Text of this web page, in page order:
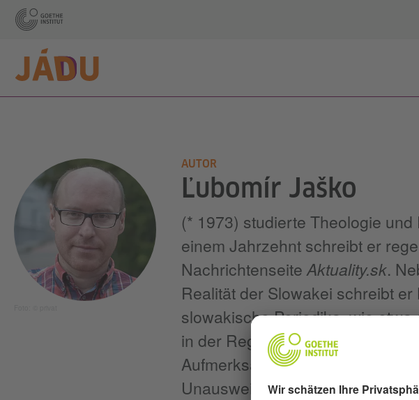
AUTOR
Ľubomír Jaško
(* 1973) studierte Theologie
einem Jahrzehnt schreibt er
NachrichtenseiteAktuality.sk.
Realität der Slowakei schreibt
slowakische Periodika, wie
in der Region Liptov in einem
Aufmerksamkeit gilt Themen, in
Unausweichlichkeit von